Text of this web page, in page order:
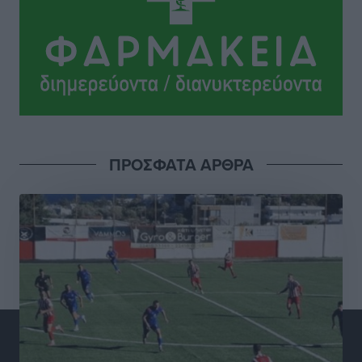
ΔΕΑΣ Δάφνη Ρόδου: Η Ευαγγελία Τετράδη στο
τεχνικό επιτελείο
Αθλητικά πριν 6 ώρες
Σταυρός Καλυθιών: Απέκτησε και την Ειρήνη
Καρελλάκη
Αθλητικά• πριν 6 ώρες
Πρωτάθλημα Καλαθοσφαίρισης Δικηγορικών
Συλλόγων Ελλάδας και Κύπρου: Η Ρόδος φιλοξένησε
με επιτυχία την 17η διοργάνωση
Αθλητικά•
ΠΡΟΣΦΑΤΑ ΑΡΘΡΑ